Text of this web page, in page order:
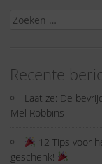
Zoeken
Recente
Laat ze: De
Mel Robbins
12 Tips voor
geschenk!